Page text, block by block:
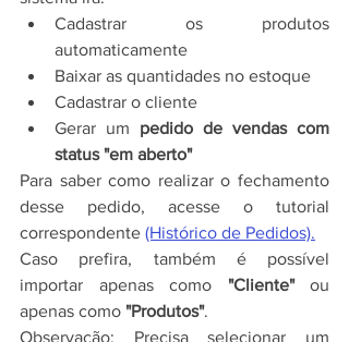
Cadastrar os produtos
automaticamente
Baixar as quantidades no estoque
Cadastrar o cliente
Gerar um pedido de vendas com
status "em aberto"
Para saber como realizar o fechamento
desse pedido, acesse o tutorial
correspondente (Histórico de Pedidos).
Caso prefira, também é possível
importar apenas como "Cliente" ou
apenas como "Produtos".
Observação: Precisa selecionar um